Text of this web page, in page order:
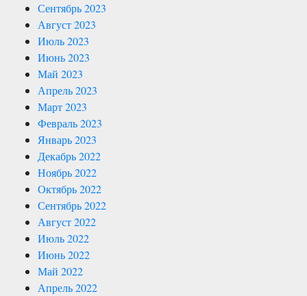
Сентябрь 2023
Август 2023
Июль 2023
Июнь 2023
Май 2023
Апрель 2023
Март 2023
Февраль 2023
Январь 2023
Декабрь 2022
Ноябрь 2022
Октябрь 2022
Сентябрь 2022
Август 2022
Июль 2022
Июнь 2022
Май 2022
Апрель 2022